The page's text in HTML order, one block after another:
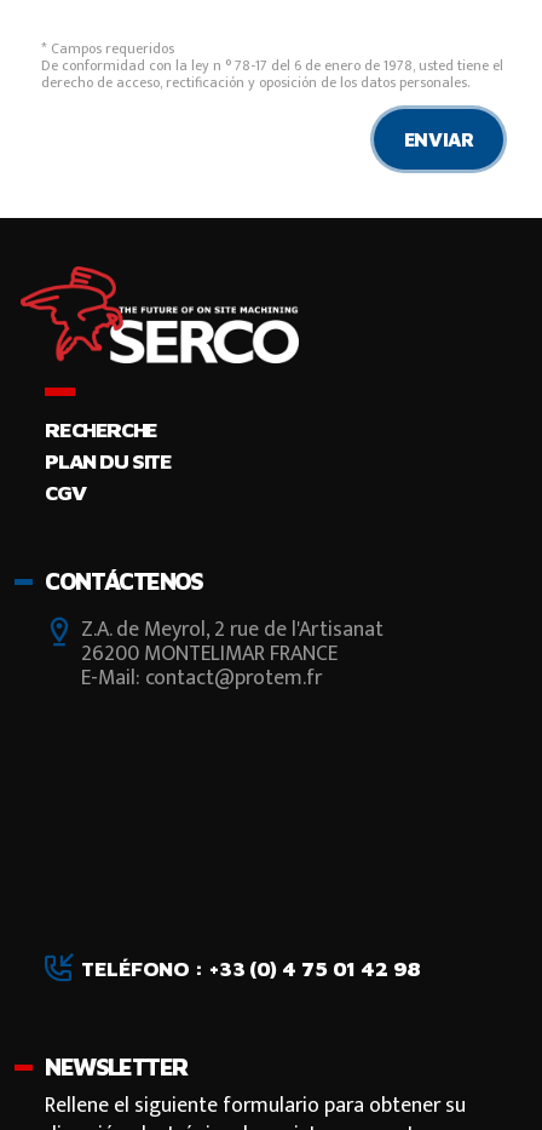
* Campos requeridos
De conformidad con la ley n ° 78-17 del 6 de enero de 1978, usted tiene el
derecho de acceso, rectificación y oposición de los datos personales.
ENVIAR
RECHERCHE
PLAN DU SITE
CGV
CONTÁCTENOS
Z.A. de Meyrol, 2 rue de l'Artisanat
26200 MONTELIMAR FRANCE
E-Mail: contact@protem.fr
TELÉFONO : +33 (0) 4 75 01 42 98
NEWSLETTER
Rellene el siguiente formulario para obtener su